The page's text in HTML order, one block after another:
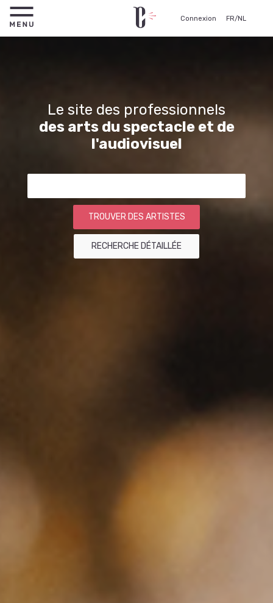
Connexion FR/NL
Le site des professionnels
des arts du spectacle et de
l'audiovisuel
TROUVER DES ARTISTES
RECHERCHE DÉTAILLÉE